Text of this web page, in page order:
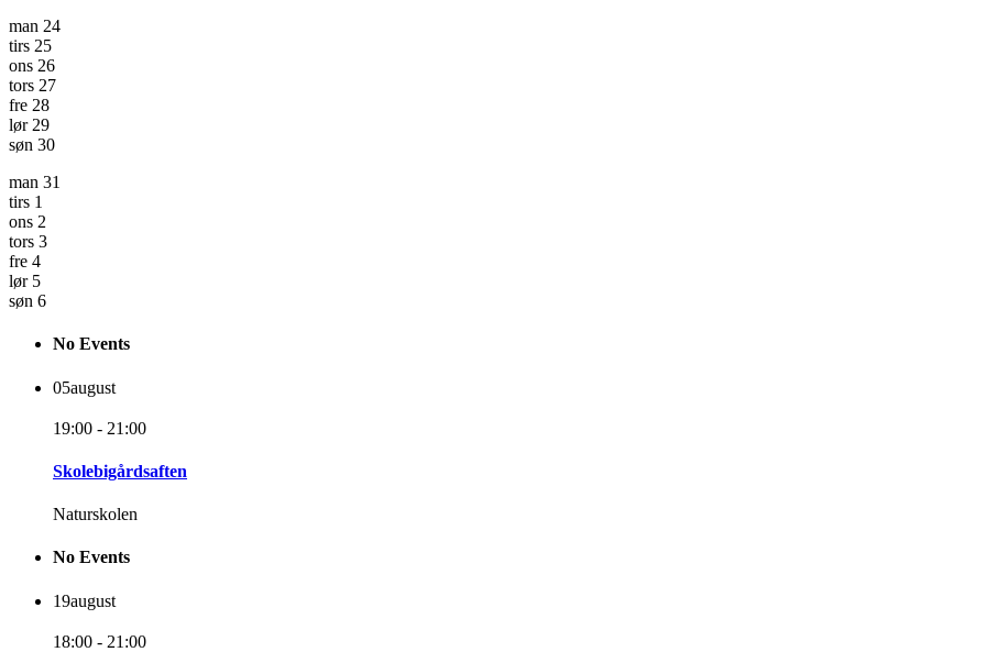
man 24
tirs 25
ons 26
tors 27
fre 28
lør 29
søn 30
man 31
tirs 1
ons 2
tors 3
fre 4
lør 5
søn 6
No Events
05august
19:00 - 21:00
Skolebigårdsaften
Naturskolen
No Events
19august
18:00 - 21:00